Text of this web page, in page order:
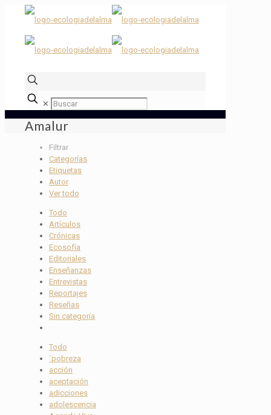
✕
Amalur
Filtrar
Categorías
Etiquetas
Autor
Ver todo
Todo
Artículos
Crónicas
Ecosofía
Editoriales
Enseñanzas
Entrevistas
Reportajes
Reseñas
Sin categoría
Todo
`pobreza
acción
aceptación
adicciones
adolescencia